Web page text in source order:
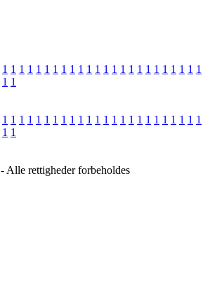
1 1 1 1 1 1 1 1 1 1 1 1 1 1 1 1 1 1 1 1 1 1 1 1
1 1
1 1 1 1 1 1 1 1 1 1 1 1 1 1 1 1 1 1 1 1 1 1 1 1
1 1
- Alle rettigheder forbeholdes